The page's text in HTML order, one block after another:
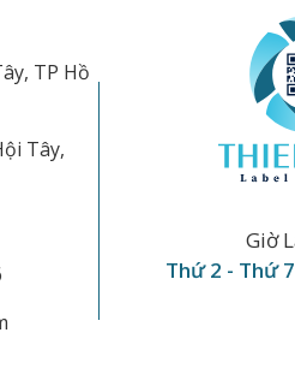
TP Hồ
Tây,
Giờ
Thứ 2 - Thứ